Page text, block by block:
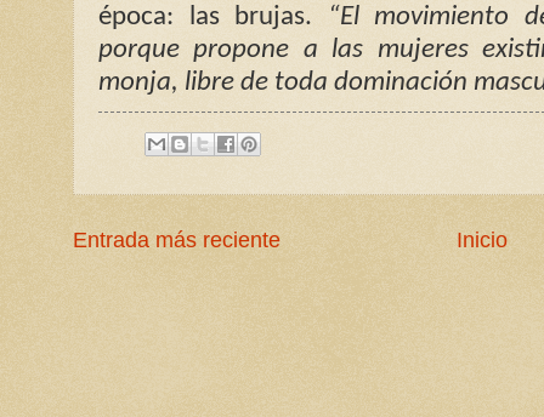
época: las brujas.
“El movimiento
porque propone a las mujeres
monja, libre de toda dominación
Entrada más reciente Inicio